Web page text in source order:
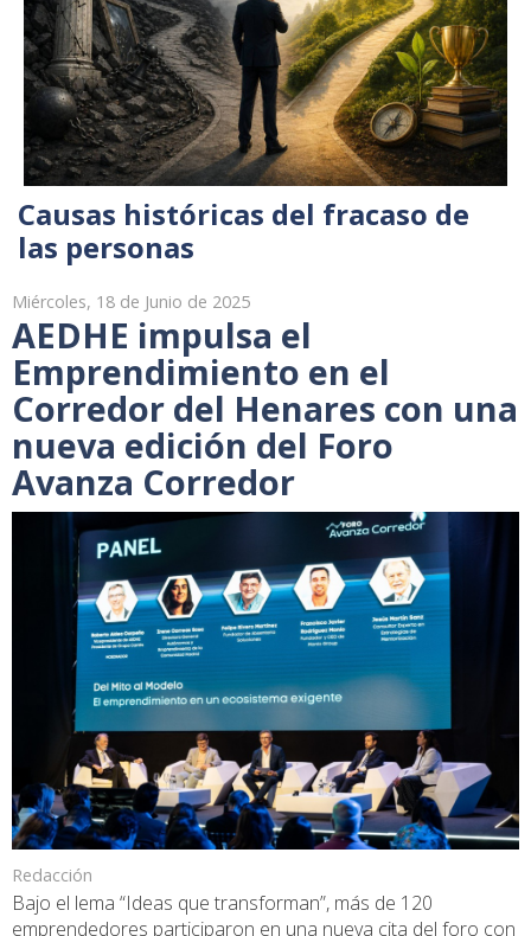
Causas históricas del fracaso de
las personas
Miércoles, 18 de Junio de 2025
AEDHE impulsa el
Emprendimiento en el
Corredor del Henares con una
nueva edición del Foro
Avanza Corredor
Redacción
Bajo el lema “Ideas que transforman”, más de 120
emprendedores participaron en una nueva cita del foro con